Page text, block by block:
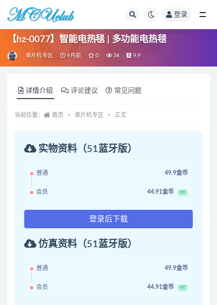
登录
【hz-0077】智能电热毯 | 多功能电热毯
单片机专区 9月前 0 34 9.9
详情介绍 评论建议 常见问题
当前位置： 首页 单片机专区 正文
实物资料（51蓝牙版）
普通 49.9金币
会员 44.91金币 9折
登录后下载
仿真资料（51蓝牙版）
普通 49.9金币
会员 44.91金币 9折